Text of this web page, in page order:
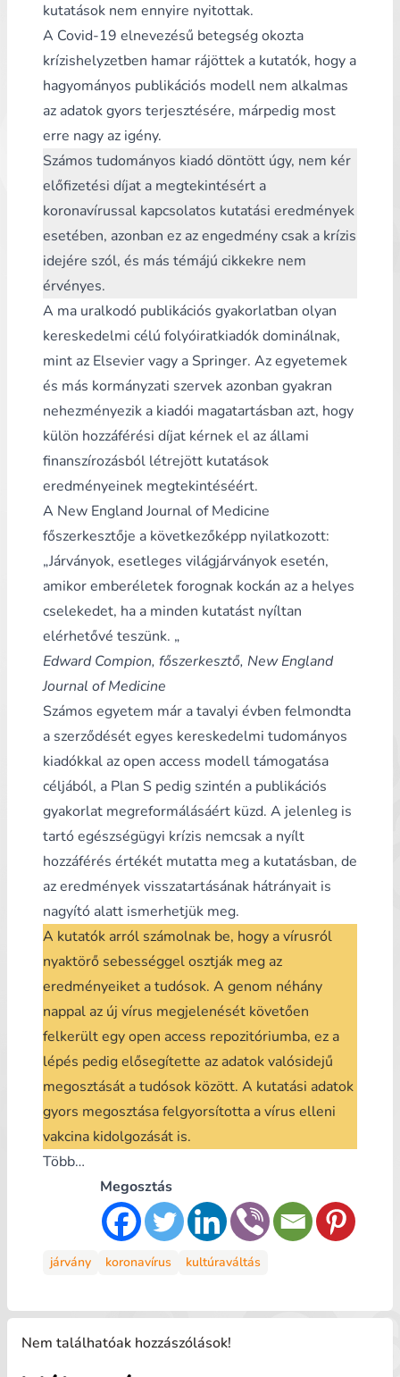
kutatások nem ennyire nyitottak.
A Covid-19 elnevezésű betegség okozta
krízishelyzetben hamar rájöttek a kutatók, hogy a
hagyományos publikációs modell nem alkalmas
az adatok gyors terjesztésére, márpedig most
erre nagy az igény.
Számos tudományos kiadó döntött úgy, nem kér
előfizetési díjat a megtekintésért a
koronavírussal kapcsolatos kutatási eredmények
esetében, azonban ez az engedmény csak a krízis
idejére szól, és más témájú cikkekre nem
érvényes.
A ma uralkodó publikációs gyakorlatban olyan
kereskedelmi célú folyóiratkiadók dominálnak,
mint az Elsevier vagy a Springer. Az egyetemek
és más kormányzati szervek azonban gyakran
nehezményezik a kiadói magatartásban azt, hogy
külön hozzáférési díjat kérnek el az állami
finanszírozásból létrejött kutatások
eredményeinek megtekintéséért.
A New England Journal of Medicine
főszerkesztője a következőképp nyilatkozott:
„Járványok, esetleges világjárványok esetén,
amikor emberéletek forognak kockán az a helyes
cselekedet, ha a minden kutatást nyíltan
elérhetővé teszünk. „
Edward Compion, főszerkesztő, New England
Journal of Medicine
Számos egyetem már a tavalyi évben felmondta
a szerződését egyes kereskedelmi tudományos
kiadókkal az open access modell támogatása
céljából, a Plan S pedig szintén a publikációs
gyakorlat megreformálásáért küzd. A jelenleg is
tartó egészségügyi krízis nemcsak a nyílt
hozzáférés értékét mutatta meg a kutatásban, de
az eredmények visszatartásának hátrányait is
nagyító alatt ismerhetjük meg.
A kutatók arról számolnak be, hogy a vírusról
nyaktörő sebességgel osztják meg az
eredményeiket a tudósok. A genom néhány
nappal az új vírus megjelenését követően
felkerült egy open access repozitóriumba, ez a
lépés pedig elősegítette az adatok valósidejű
megosztását a tudósok között. A kutatási adatok
gyors megosztása felgyorsította a vírus elleni
vakcina kidolgozását is.
Több…
Megosztás
járvány koronavírus kultúraváltás
Nem találhatóak hozzászólások!